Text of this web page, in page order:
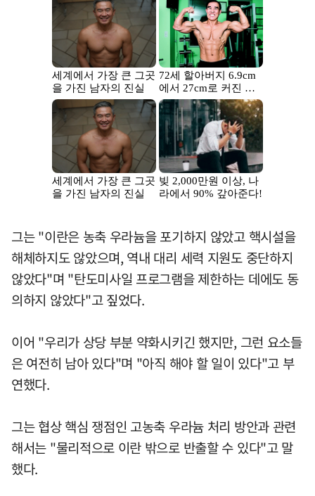
그는 "이란은 농축 우라늄을 포기하지 않았고 핵시설을
해체하지도 않았으며, 역내 대리 세력 지원도 중단하지
않았다"며 "탄도미사일 프로그램을 제한하는 데에도 동
의하지 않았다"고 짚었다.
이어 "우리가 상당 부분 약화시키긴 했지만, 그런 요소들
은 여전히 남아 있다"며 "아직 해야 할 일이 있다"고 부
연했다.
그는 협상 핵심 쟁점인 고농축 우라늄 처리 방안과 관련
해서는 "물리적으로 이란 밖으로 반출할 수 있다"고 말
했다.